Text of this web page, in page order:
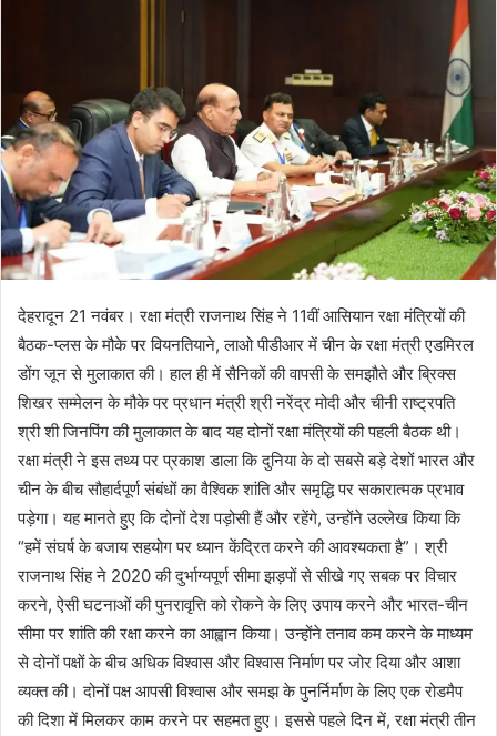
देहरादून 21 नवंबर। रक्षा मंत्री राजनाथ सिंह ने 11वीं आसियान रक्षा मंत्रियों की
बैठक-प्लस के मौके पर वियनतियाने, लाओ पीडीआर में चीन के रक्षा मंत्री एडमिरल
डोंग जून से मुलाकात की। हाल ही में सैनिकों की वापसी के समझौते और ब्रिक्स
शिखर सम्मेलन के मौके पर प्रधान मंत्री श्री नरेंद्र मोदी और चीनी राष्ट्रपति
श्री शी जिनपिंग की मुलाकात के बाद यह दोनों रक्षा मंत्रियों की पहली बैठक थी।
रक्षा मंत्री ने इस तथ्य पर प्रकाश डाला कि दुनिया के दो सबसे बड़े देशों भारत और
चीन के बीच सौहार्दपूर्ण संबंधों का वैश्विक शांति और समृद्धि पर सकारात्मक प्रभाव
पड़ेगा। यह मानते हुए कि दोनों देश पड़ोसी हैं और रहेंगे, उन्होंने उल्लेख किया कि
“हमें संघर्ष के बजाय सहयोग पर ध्यान केंद्रित करने की आवश्यकता है”। श्री
राजनाथ सिंह ने 2020 की दुर्भाग्यपूर्ण सीमा झड़पों से सीखे गए सबक पर विचार
करने, ऐसी घटनाओं की पुनरावृत्ति को रोकने के लिए उपाय करने और भारत-चीन
सीमा पर शांति की रक्षा करने का आह्वान किया। उन्होंने तनाव कम करने के माध्यम
से दोनों पक्षों के बीच अधिक विश्वास और विश्वास निर्माण पर जोर दिया और आशा
व्यक्त की। दोनों पक्ष आपसी विश्वास और समझ के पुनर्निर्माण के लिए एक रोडमैप
की दिशा में मिलकर काम करने पर सहमत हुए। इससे पहले दिन में, रक्षा मंत्री तीन